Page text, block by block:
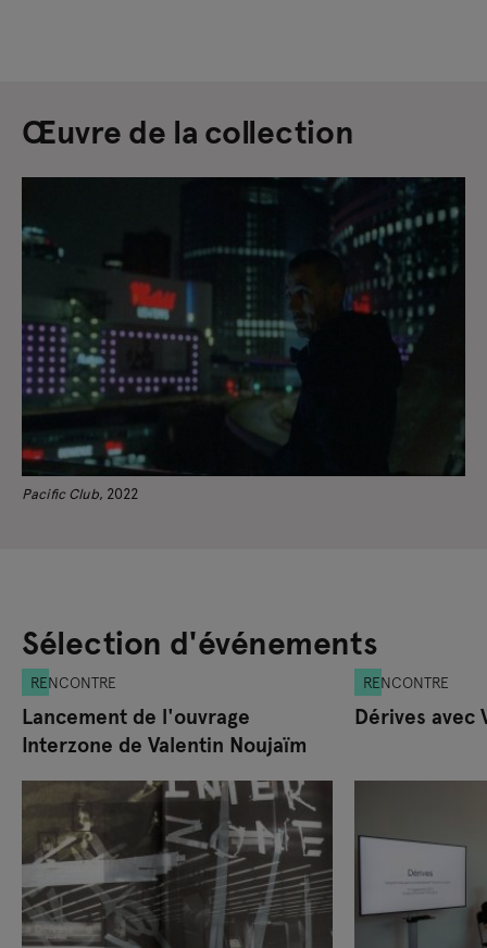
Œuvre de la collection
Pacific Club, 2022
Sélection d'événements
RENCONTRE
Lancement de l'ouvrage
Interzone de Valentin Noujaïm
RENCONTRE
Dérives avec